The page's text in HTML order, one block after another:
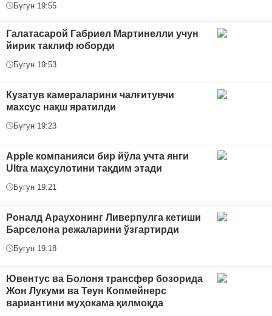
Бугун 19:55
Галатасарой Габриел Мартинелли учун
йирик таклиф юборди
Бугун 19:53
Кузатув камераларини чалғитувчи
махсус нақш яратилди
Бугун 19:23
Apple компанияси бир йўла учта янги
Ultra маҳсулотини тақдим этади
Бугун 19:21
Роналд Араухонинг Ливерпулга кетиши
Барселона режаларини ўзгартирди
Бугун 19:18
Ювентус ва Болоня трансфер бозорида
Жон Лукуми ва Теун Копмейнерс
вариантини муҳокама қилмоқда